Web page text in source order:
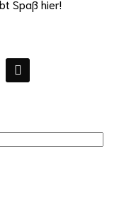
Spaß hier!
goodreads